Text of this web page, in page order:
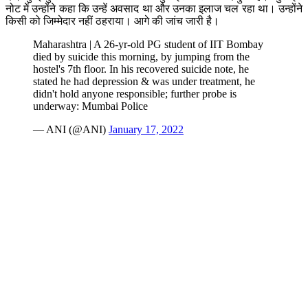
नोट में उन्होंने कहा कि उन्हें अवसाद था और उनका इलाज चल रहा था। उन्होंने
किसी को जिम्मेदार नहीं ठहराया। आगे की जांच जारी है।
Maharashtra | A 26-yr-old PG student of IIT Bombay
died by suicide this morning, by jumping from the
hostel's 7th floor. In his recovered suicide note, he
stated he had depression & was under treatment, he
didn't hold anyone responsible; further probe is
underway: Mumbai Police
— ANI (@ANI) January 17, 2022